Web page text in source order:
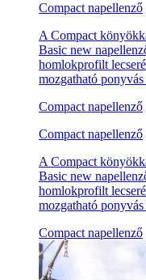
Compact napellenző
A Compact
Basic new
homlokprofilt
mozgatható ponyvás
Compact napellenző
Compact napellenző
A Compact
Basic new
homlokprofilt
mozgatható ponyvás
Compact napellenző